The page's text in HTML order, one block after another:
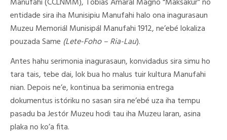
entidade sira iha Munisipiu Manufahi halo ona inagurasaun
Muzeu Memoriál Munisipál Manufahi 1912, ne’ebé lokaliza
pouzada Same (Lete-Foho – Ria-Lau).
Antes hahu serimonia inagurasaun, konvidadus sira simu ho
tara tais, tebe dai, lok bua ho malus tuir kultura Manufahi
nian. Depois ne’e, kontinua ba serimonia entrega
dokumentus istóriku no sasan sira ne’ebé uza iha tempu
pasadu ba Jestór Muzeu hodi tau iha Muzeu laran, asina
plaka no ko’a fita.